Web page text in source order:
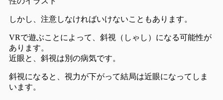
しかし、注意しなければいけないこともあります。
VRで遊ぶことによって、 斜視（しゃし）になる可能性が
あります。
近眼と、斜視は別の病気です。
斜視になると、視力が下がって結局は近眼になってしま
います。